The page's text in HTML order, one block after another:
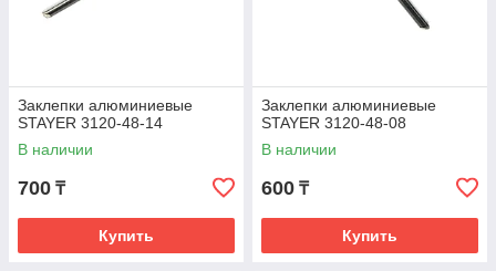
Заклепки алюминиевые
STAYER 3120-48-14
В наличии
700 ₸
Купить
Заклепки алюминиевые
STAYER 3120-48-08
В наличии
600 ₸
Купить